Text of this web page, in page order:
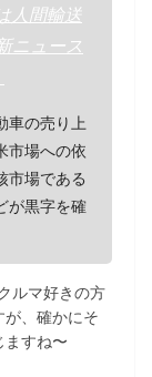
人間輸送
ニュース
車の売り上
市場への依
市場である
が黒字を確
ルマ好きの方
、確かにそ
すね〜